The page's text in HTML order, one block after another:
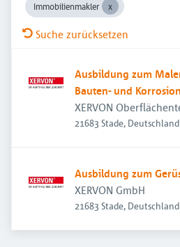
Immobilienmakler
Suche zurücksetzen
Ausbildung zum
Bauten- und
XERVON
21683 Stade, Deutschland
Ausbildung zum
XERVON GmbH
21683 Stade, Deutschland